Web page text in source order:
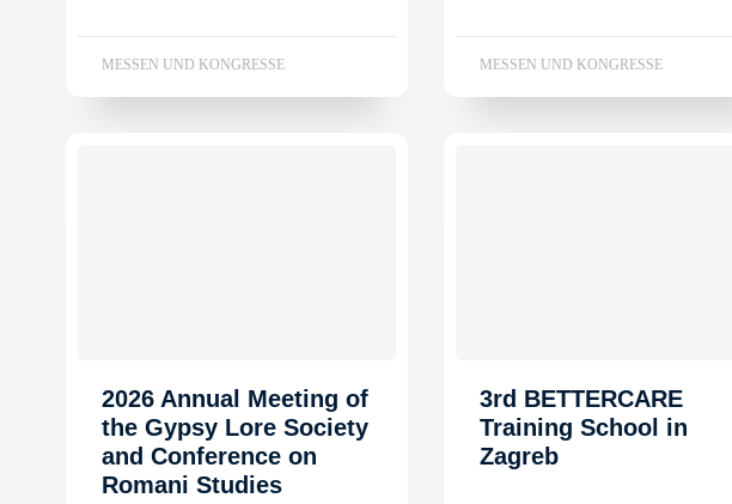
MESSEN UND KONGRESSE MESSEN UND KONGRESSE
2026 Annual Meeting of
the Gypsy Lore Society
and Conference on
Romani Studies
3rd BETTERCARE
Training School in
Zagreb